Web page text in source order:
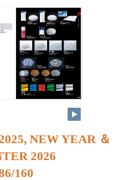
87
NEW YEAR ＆
2026
160